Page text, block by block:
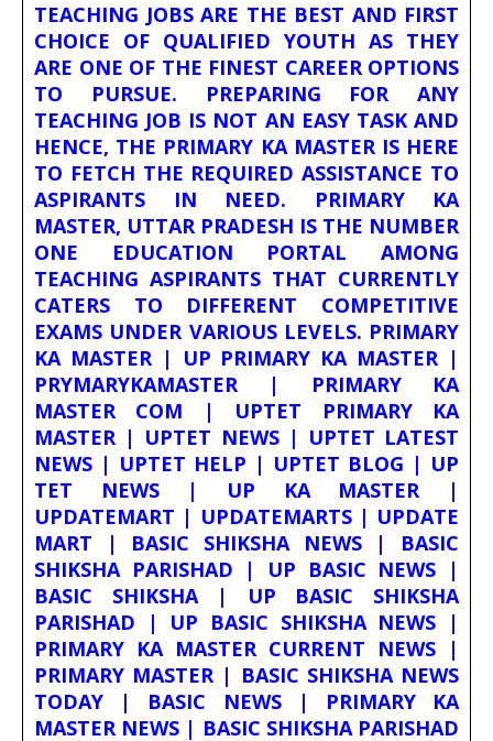
TEACHING JOBS ARE THE BEST AND FIRST
CHOICE OF QUALIFIED YOUTH AS THEY
ARE ONE OF THE FINEST CAREER OPTIONS
TO PURSUE. PREPARING FOR ANY
TEACHING JOB IS NOT AN EASY TASK AND
HENCE, THE PRIMARY KA MASTER IS HERE
TO FETCH THE REQUIRED ASSISTANCE TO
ASPIRANTS IN NEED. PRIMARY KA
MASTER, UTTAR PRADESH IS THE NUMBER
ONE EDUCATION PORTAL AMONG
TEACHING ASPIRANTS THAT CURRENTLY
CATERS TO DIFFERENT COMPETITIVE
EXAMS UNDER VARIOUS LEVELS. PRIMARY
KA MASTER | UP PRIMARY KA MASTER |
PRYMARYKAMASTER | PRIMARY KA
MASTER COM | UPTET PRIMARY KA
MASTER | UPTET NEWS | UPTET LATEST
NEWS | UPTET HELP | UPTET BLOG | UP
TET NEWS | UP KA MASTER |
UPDATEMART | UPDATEMARTS | UPDATE
MART | BASIC SHIKSHA NEWS | BASIC
SHIKSHA PARISHAD | UP BASIC NEWS |
BASIC SHIKSHA | UP BASIC SHIKSHA
PARISHAD | UP BASIC SHIKSHA NEWS |
PRIMARY KA MASTER CURRENT NEWS |
PRIMARY MASTER | BASIC SHIKSHA NEWS
TODAY | BASIC NEWS | PRIMARY KA
MASTER NEWS | BASIC SHIKSHA PARISHAD